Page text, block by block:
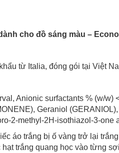
cho đồ sáng màu –
từ Italia, đóng gói tại Việt
Anionic surfactants % (w/
Geraniol
2-methyl-2H-isothiazol-3-
áo trắng bị ố vàng trở lại
trắng quang học vào từng